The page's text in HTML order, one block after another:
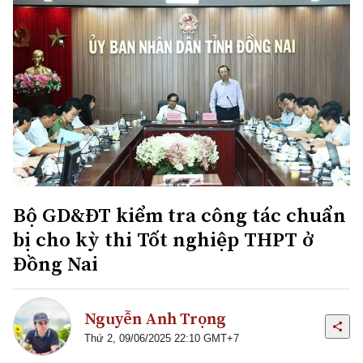
Bộ GD&ĐT kiểm tra công tác chuẩn
bị cho kỳ thi Tốt nghiệp THPT ở
Đồng Nai
Nguyễn Anh Trọng
Thứ 2, 09/06/2025 22:10 GMT+7